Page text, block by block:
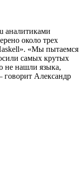
аналитиками
около трех
«Мы пытаемся
самых крутых
не нашли языка,
Александр